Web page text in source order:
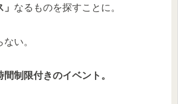
なるものを探すことに。
い。
間制限付きのイベント。